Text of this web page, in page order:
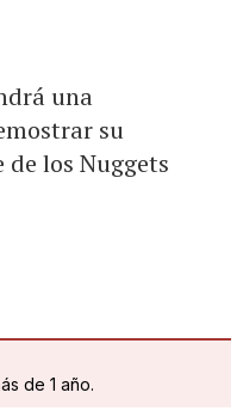
una
su
los Nuggets
de 1 año.